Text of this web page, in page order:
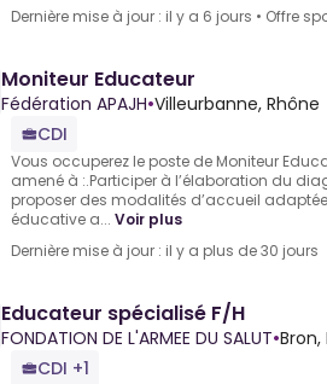
Dernière mise à jour : il y a 6 jours • Offre
Moniteur Educateur
Fédération APAJH•Villeurbanne, Rhône
CDI
Vous occuperez le poste de Moniteur
amené à :.Participer à l’élaboration du
proposer des modalités d’accueil
éducative a... Voir plus
Dernière mise à jour : il y a plus de 30 jours
Educateur spécialisé F/H
FONDATION DE L'ARMEE DU SALUT•
CDI +1